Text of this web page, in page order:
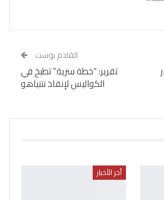
القادم بوست
تقرير: “خطة سرية” تطبخ في
الكواليس لإنقاذ نتنياهو
أخر الأخبار